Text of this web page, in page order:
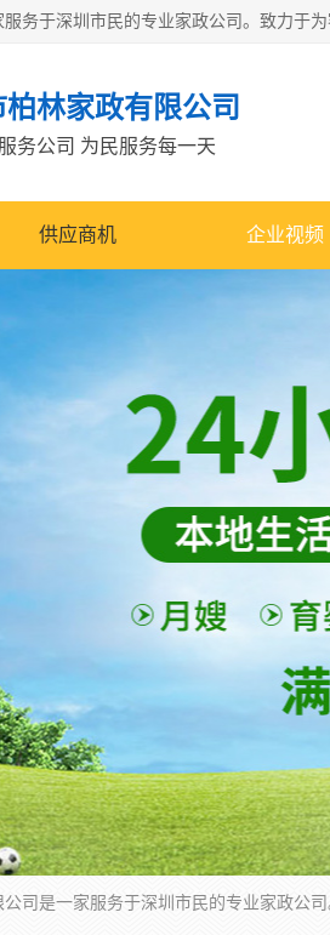
林家政有限公司
务公司 为民服务每一天
供应商机 企业视频